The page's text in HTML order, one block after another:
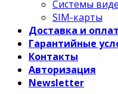
Системы
SIM-карты
Доставка и
Гарантийные
Контакты
Авторизация
Newsletter